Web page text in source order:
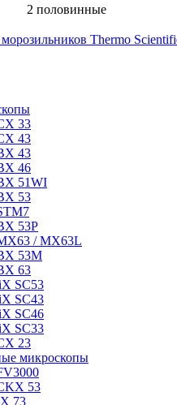
2 половинные
Thermo
33
43
43
46
51WI
53
53P
/ MX63L
53M
63
SC53
SC43
SC46
SC33
23
микроскопы
53
73